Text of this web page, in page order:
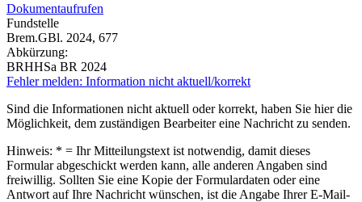
Dokumentaufrufen
Fundstelle
Brem.GBl. 2024, 677
Abkürzung:
BRHHSa BR 2024
Fehler melden: Information nicht aktuell/korrekt
Sind die Informationen nicht aktuell oder korrekt, haben Sie hier die
Möglichkeit, dem zuständigen Bearbeiter eine Nachricht zu senden.
Hinweis: * = Ihr Mitteilungstext ist notwendig, damit dieses
Formular abgeschickt werden kann, alle anderen Angaben sind
freiwillig. Sollten Sie eine Kopie der Formulardaten oder eine
Antwort auf Ihre Nachricht wünschen, ist die Angabe Ihrer E-Mail-